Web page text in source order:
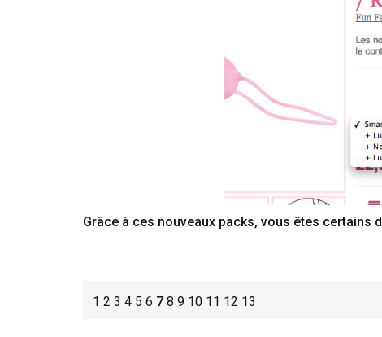
Grâce à ces nouveaux packs, vous êtes certains
1 2 3 4 5 6 7 8 9 10 11 12 13